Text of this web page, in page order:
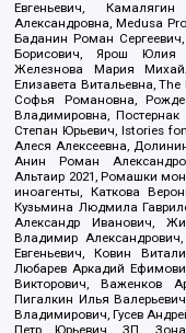
Евгеньевич,
Александровна, Medusa
Баданин Роман
Борисович, Ярош Юлия
Железнова Мария
Елизавета Витальевна,
Софья Романовна,
Владимировна, Постернак
Степан Юрьевич, Istories
Алеся Алексеевна,
Анин Роман
Альтаир 2021, Ромашки
иноагенты, Каткова
Кузьмина Людмила
Александр Иванович,
Владимир
Евгеньевич, Ковин
Любарев Аркадий
Викторович, Важенков
Пигалкин Илья
Владимирович, Гусев